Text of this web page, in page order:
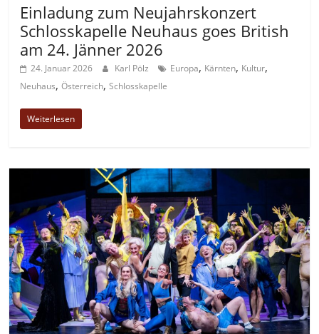
Einladung zum Neujahrskonzert
Schlosskapelle Neuhaus goes British
am 24. Jänner 2026
24. Januar 2026 Karl Pölz Europa, Kärnten, Kultur,
Neuhaus,Österreich,Schlosskapelle
Weiterlesen